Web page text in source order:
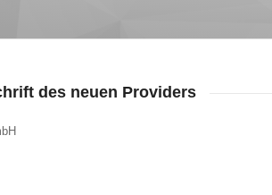
des neuen Providers